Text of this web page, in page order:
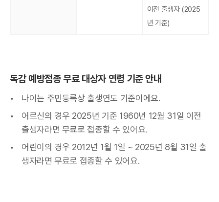
이전 출생자 (2025
년 기준)
독감 예방접종 무료 대상자 연령 기준 안내
나이는 주민등록상 출생연도 기준이에요.
어르신의 경우 2025년 기준 1960년 12월 31일 이전
출생자라면 무료로 접종할 수 있어요.
어린이의 경우 2012년 1월 1일 ~ 2025년 8월 31일 출
생자라면 무료로 접종할 수 있어요.